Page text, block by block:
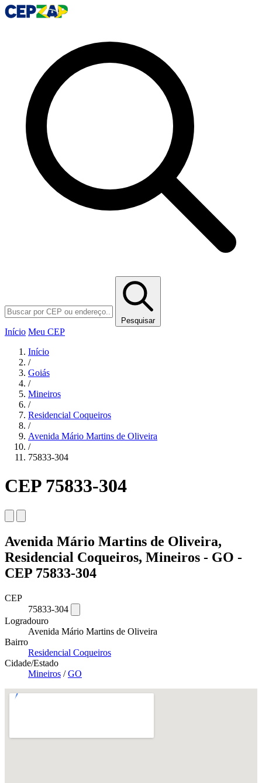
Pesquisar
Início Meu CEP
Início
/
Goiás
/
Mineiros
/
Residencial Coqueiros
/
Avenida Mário Martins de Oliveira
/
75833-304
CEP 75833-304
Avenida Mário Martins de Oliveira,
Residencial Coqueiros, Mineiros - GO -
CEP 75833-304
CEP
75833-304
Logradouro
Avenida Mário Martins de Oliveira
Bairro
Residencial Coqueiros
Cidade/Estado
Mineiros /GO